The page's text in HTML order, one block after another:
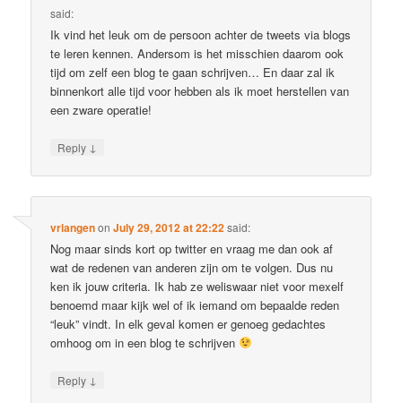
said:
Ik vind het leuk om de persoon achter de tweets via blogs
te leren kennen. Andersom is het misschien daarom ook
tijd om zelf een blog te gaan schrijven… En daar zal ik
binnenkort alle tijd voor hebben als ik moet herstellen van
een zware operatie!
Reply ↓
vrlangenonJuly 29, 2012 at 22:22said:
Nog maar sinds kort op twitter en vraag me dan ook af
wat de redenen van anderen zijn om te volgen. Dus nu
ken ik jouw criteria. Ik hab ze weliswaar niet voor mexelf
benoemd maar kijk wel of ik iemand om bepaalde reden
“leuk” vindt. In elk geval komen er genoeg gedachtes
omhoog om in een blog te schrijven
Reply ↓